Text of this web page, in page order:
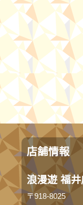
店舗情報
浪漫遊 福井
〒918-8025